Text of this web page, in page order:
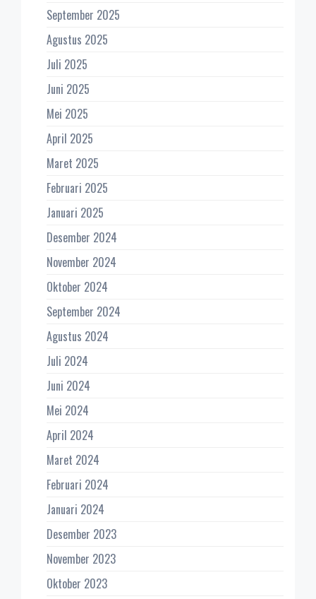
September 2025
Agustus 2025
Juli 2025
Juni 2025
Mei 2025
April 2025
Maret 2025
Februari 2025
Januari 2025
Desember 2024
November 2024
Oktober 2024
September 2024
Agustus 2024
Juli 2024
Juni 2024
Mei 2024
April 2024
Maret 2024
Februari 2024
Januari 2024
Desember 2023
November 2023
Oktober 2023